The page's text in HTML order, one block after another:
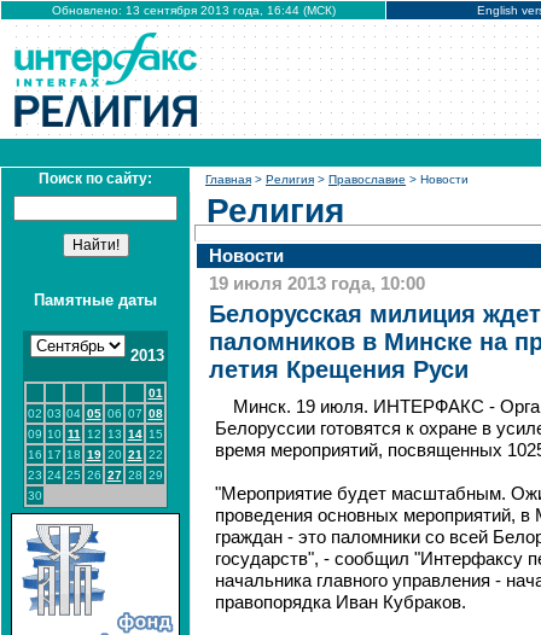
Обновлено: 13 сентября 2013 года, 16:44 (МСК) English
Поиск по сайту:
Памятные даты
2013
01
02 03 04 05 06 07 08
09 10 11 12 13 14 15
16 17 18 19 20 21
22
23 24 25 26 27 28 29
30
Главная > Религия > Православие > Новости
Религия
Новости
19 июля 2013 года, 10:00
Белорусская милиция
паломников в Минске на
летия Крещения Руси
Минск. 19 июля. ИНТЕРФАКС -
Белоруссии готовятся к охране в
время мероприятий, посвященных
"Мероприятие будет масштабным.
проведения основных мероприятий,
граждан - это паломники со всей
государств", - сообщил "Интерфаксу
начальника главного управления -
правопорядка Иван Кубраков.